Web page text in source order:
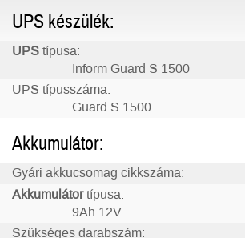
UPS készülék:
UPS típusa:
Inform Guard S 1500
UPS típusszáma:
Guard S 1500
Akkumulátor:
Gyári akkucsomag cikkszáma:
Akkumulátortípusa:
9Ah 12V
Szükséges darabszám: